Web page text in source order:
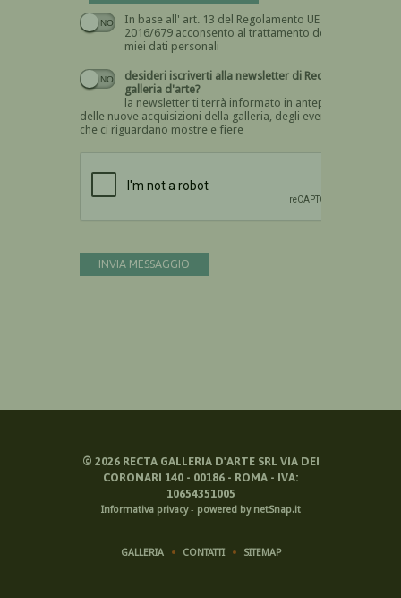
In base all' art. 13 del Regolamento UE n.
2016/679 acconsento al trattamento dei
miei dati personali
Devi dare il consenso
desideri iscriverti alla newsletter di Recta
galleria d'arte?
la newsletter ti terrà informato in anteprima
delle nuove acquisizioni della galleria, degli eventi
che ci riguardano mostre e fiere
INVIA MESSAGGIO
© 2026RECTA GALLERIA D'ARTE SRL VIA DEI
CORONARI 140 - 00186 - ROMA - IVA:
10654351005
Informativa privacy- powered by netSnap.it
GALLERIA CONTATTI SITEMAP